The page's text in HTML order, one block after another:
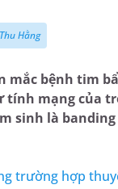
Hằng
mắc bệnh tim
mạng của
sinh là
trường hợp